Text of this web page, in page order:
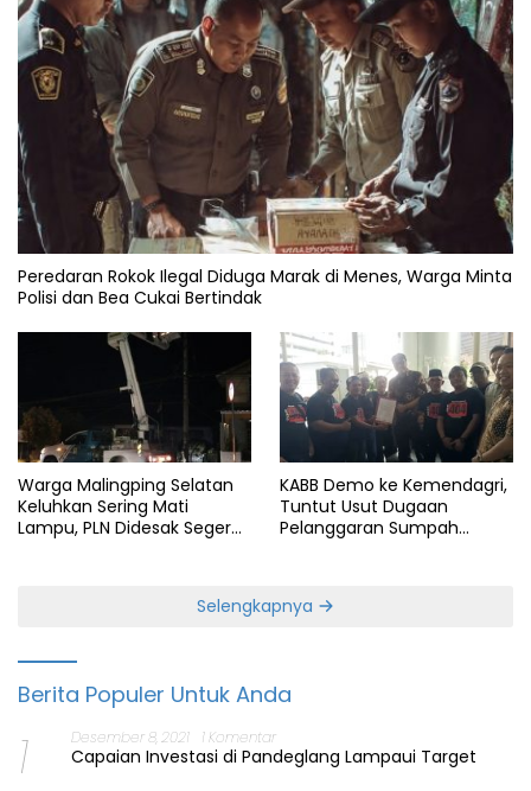
Peredaran Rokok Ilegal Diduga Marak di Menes, Warga Minta
Polisi dan Bea Cukai Bertindak
Warga Malingping Selatan
Keluhkan Sering Mati
Lampu, PLN Didesak Segera
KABB Demo ke Kemendagri,
Tuntut Usut Dugaan
Pelanggaran Sumpah
Selengkapnya
Berita Populer Untuk Anda
1 Desember 8, 2021 1 Komentar
Capaian Investasi di Pandeglang Lampaui Target